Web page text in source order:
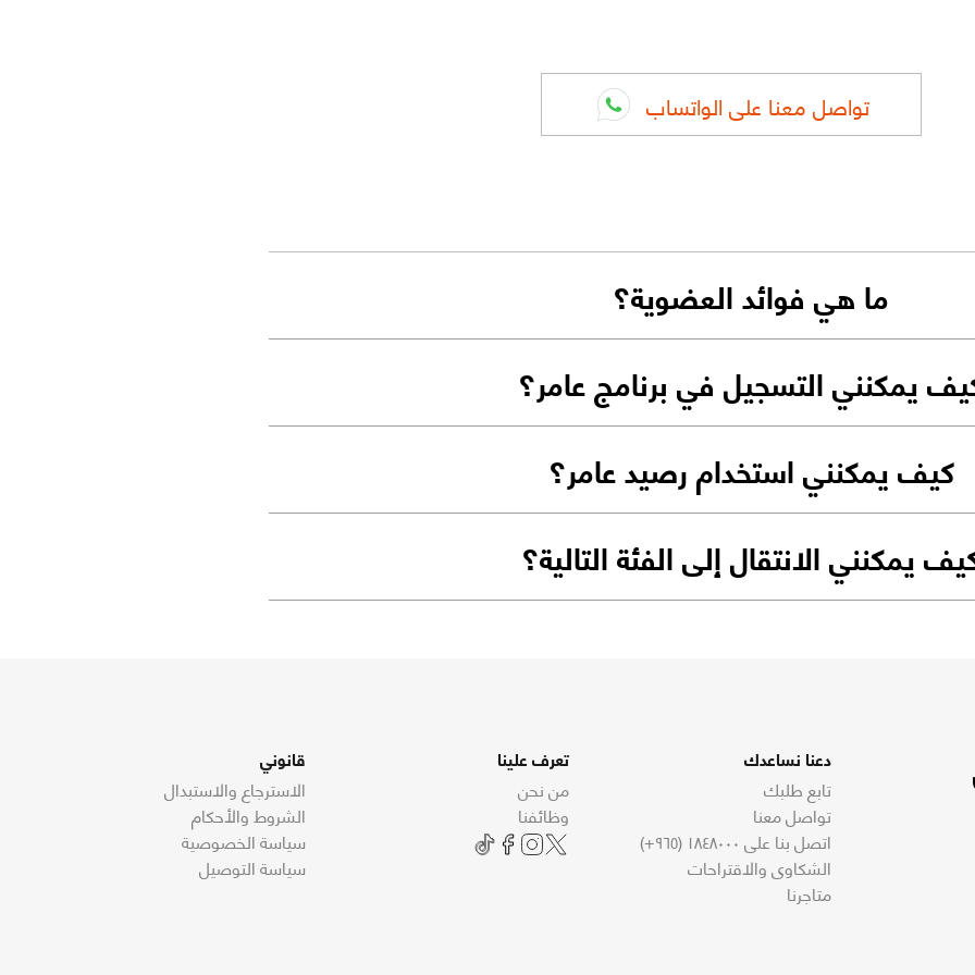
تواصل معنا على الواتساب
ما هي فوائد العضوية؟
يمكنني التسجيل في برنامج عامر؟
كيف يمكنني استخدام رصيد عامر؟
يمكنني الانتقال إلى الفئة التالية؟
دعنا نساعدك
تابع طلبك
تواصل معنا
اتصل بنا على ١٨٤٨٠٠٠ (٩٦٥+)
الشكاوى والاقتراحات
متاجرنا
تعرف علينا
من نحن
وظائفنا
قانوني
الاسترجاع والاستبدال
الشروط والأحكام
سياسة الخصوصية
سياسة التوصيل